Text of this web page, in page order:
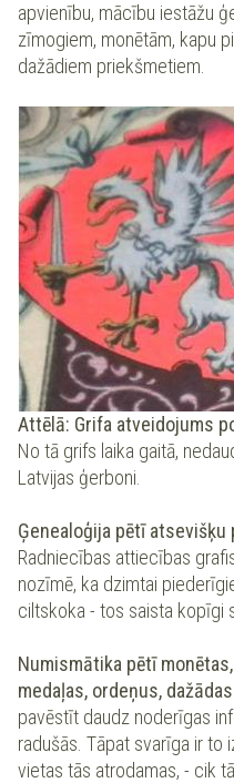
apvienību, mācību iestāžu
zīmogiem, monētām, kapu
dažādiem priekšmetiem.
Attēlā: Grifa atveidojums
No tā grifs laika gaitā,
Latvijas ģerboni.
Ģenealoģija pētī
Radniecības attiecības
nozīmē, ka dzimtai
ciltskoka - tos saista kopīgi
Numismātika pētī
medaļas, ordeņus,
pavēstīt daudz noderīgas
radušās. Tāpat svarīga ir to
vietas tās atrodamas, - cik